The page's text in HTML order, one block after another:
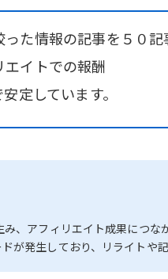
た情報の記事を５０
エイトでの報酬
定しています。
、アフィリエイト成果につな
が発生しており、リライトや